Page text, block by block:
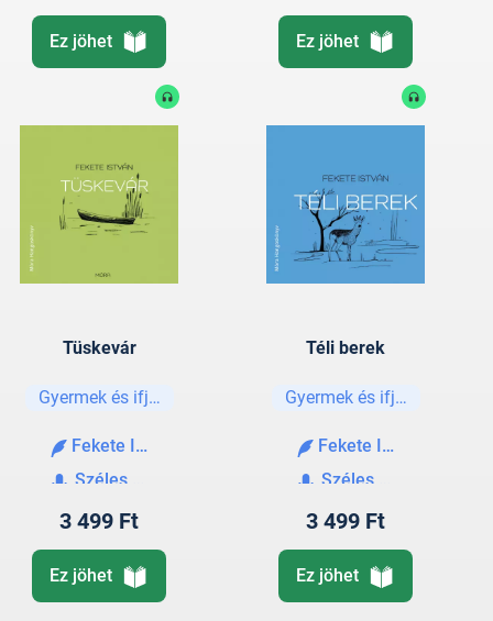
Ez jöhet Ez jöhet
Tüskevár
Gyermek és ifjúsági
Fekete István
Széles Tamás
3 499 Ft
Ez jöhet
Téli berek
Gyermek és ifjúsági
Fekete István
Széles Tamás
3 499 Ft
Ez jöhet